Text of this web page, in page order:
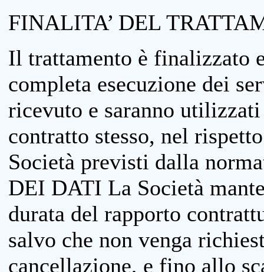
FINALITA’ DEL
Il trattamento è finalizzato
completa esecuzione dei
ricevuto e saranno
contratto stesso, nel
Società previsti dalla
DEI DATI La Società
durata del rapporto
salvo che non venga
cancellazione, e fino allo